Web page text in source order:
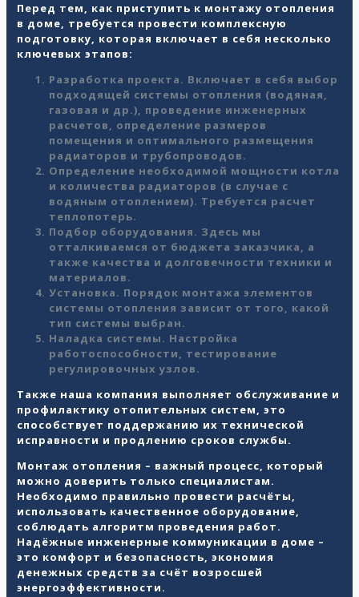
Перед тем, как приступить к монтажу отопления
в доме, требуется провести комплексную
подготовку, которая включает в себя несколько
ключевых этапов:
Разработка проекта. Включает в себя выбор
подходящей системы отопления (водяная,
газовая и др.), проведение инженерных
расчетов, определение размеров
помещения и оптимального размещения
радиаторов и трубопроводов.
Определение необходимой мощности котла
и количества радиаторов (в случае с
водяным отоплением). Требуется расчет
теплопотерь.
Подбор оборудования. Здесь мы
отталкиваемся от бюджета заказчика, а
также качества и долговечности техники и
материалов.
Установка. Порядок монтажа элементов
системы отопления зависит от того, какой
тип системы выбран.
Наладка системы. Настройка
работоспособности, тестирование
регулировочных узлов.
Также наша компания выполняет обслуживание и
профилактику отопительных систем, это
способствует поддержанию их технической
исправности и продлению сроков службы.
Монтаж отопления – важный процесс, который
можно доверить только специалистам.
Необходимо правильно провести расчёты,
использовать качественное оборудование,
соблюдать алгоритм проведения работ.
Надёжные инженерные коммуникации в доме –
это комфорт и безопасность, экономия
денежных средств за счёт возросшей
энергоэффективности.